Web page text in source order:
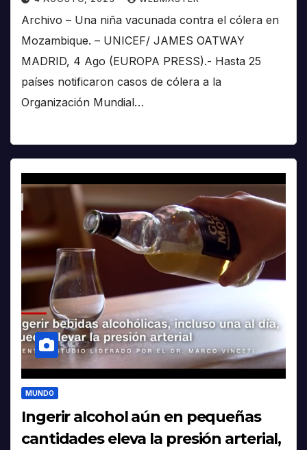
Archivo – Una niña vacunada contra el cólera en
Mozambique. – UNICEF/ JAMES OATWAY
MADRID, 4 Ago (EUROPA PRESS).- Hasta 25
países notificaron casos de cólera a la
Organización Mundial…
MUNDO
Ingerir alcohol aún en pequeñas
cantidades eleva la presión arterial,